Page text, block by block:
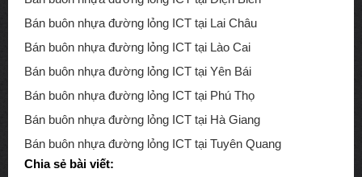
Bán buôn nhựa đường lỏng ICT tại Lai Châu
Bán buôn nhựa đường lỏng ICT tại Lào Cai
Bán buôn nhựa đường lỏng ICT tại Yên Bái
Bán buôn nhựa đường lỏng ICT tại Phú Thọ
Bán buôn nhựa đường lỏng ICT tại Hà Giang
Bán buôn nhựa đường lỏng ICT tại Tuyên Quang
Chia sẻ bài viết: